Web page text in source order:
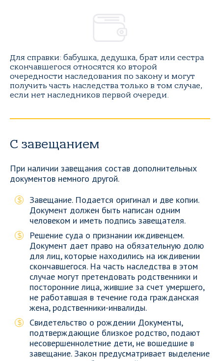
Для справки: бабушка, дедушка, брат или сестра
скончавшегося относятся ко второй
очередности наследования по закону и могут
получить часть наследства только в том случае,
если нет наследников первой очереди.
С завещанием
При наличии завещания состав дополнительных
документов немного другой.
Завещание. Подается оригинал и две копии.
Документ должен быть написан одним
человеком и иметь подпись завещателя.
Решение суда о признании иждивенцем.
Документ дает право на обязательную долю
для лиц, которые находились на иждивении
скончавшегося. На часть наследства в этом
случае могут претендовать родственники и
посторонние лица, жившие за счет умершего,
не работавшая в течение года гражданская
жена, родственники-инвалиды.
Свидетельство о рождении Документы,
подтверждающие близкое родство, подают
несовершеннолетние дети, не вошедшие в
завещание. Закон предусматривает выделение